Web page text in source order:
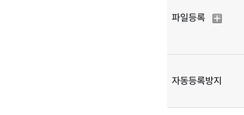
파일등록
자동등록방지